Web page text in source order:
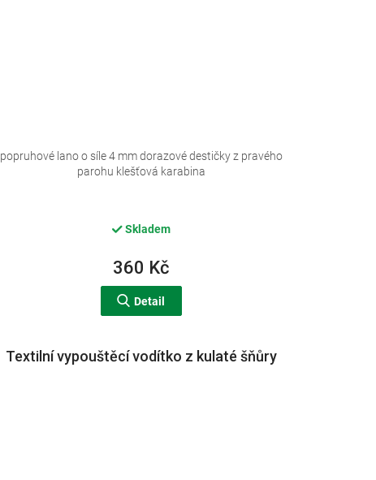
Skladem
360 Kč
Detail
popruhové lano o síle 4 mm dorazové destičky z pravého
parohu klešťová karabina
Textilní vypouštěcí vodítko z kulaté šňůry